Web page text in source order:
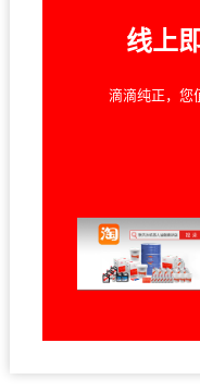
线上
滴滴纯正，您